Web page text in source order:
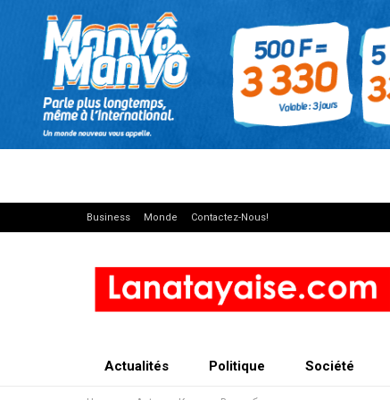
Business Monde Contactez-Nous!
Actualités Politique Société